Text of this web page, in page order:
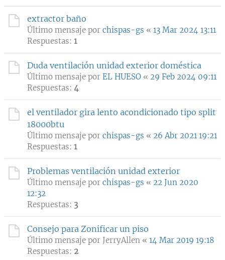
extractor baño
Último mensaje por chispas-gs « 13 Mar 2024 13:11
Respuestas: 1
Duda ventilación unidad exterior doméstica
Último mensaje por EL HUESO « 29 Feb 2024 09:11
Respuestas: 4
el ventilador gira lento acondicionado tipo split
18000btu
Último mensaje por chispas-gs « 26 Abr 2021 19:21
Respuestas: 1
Problemas ventilación unidad exterior
Último mensaje por chispas-gs « 22 Jun 2020
12:32
Respuestas: 3
Consejo para Zonificar un piso
Último mensaje por JerryAllen « 14 Mar 2019 19:18
Respuestas: 2